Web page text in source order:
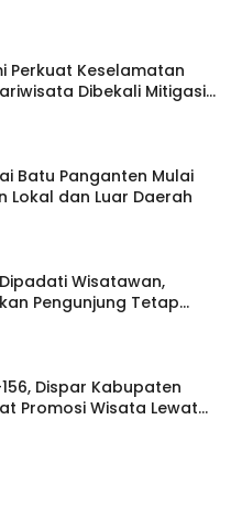
Perkuat Keselamatan
Dibekali Mitigasi
Batu Panganten Mulai
Lokal dan Luar Daerah
Wisatawan,
Pengunjung Tetap
Dispar Kabupaten
Promosi Wisata Lewat